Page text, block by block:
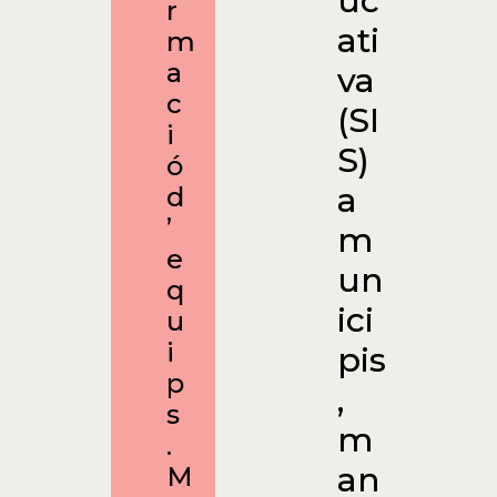
r
m
a
c
i
ó
d
’
e
q
u
i
p
s
.
M
ati
va
(SI
S)
a
m
un
ici
pis
,
m
an